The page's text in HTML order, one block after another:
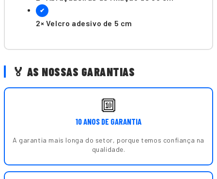
✔
2× Velcro adesivo de 5 cm
🏅 AS NOSSAS GARANTIAS
🔟
10 ANOS DE GARANTIA
A garantia mais longa do setor, porque temos confiança na
qualidade.